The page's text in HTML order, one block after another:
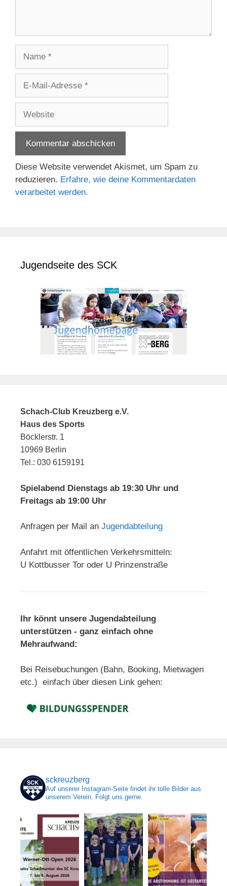
Adresse
Diese Website verwendet Akismet, um Spam zu
reduzieren. Erfahre, wie deine Kommentardaten
verarbeitet werden.
Jugendseite des SCK
Schach-Club Kreuzberg e.V.
Haus des Sports
Böcklerstr. 1
10969 Berlin
Tel.: 030 6159191
Spielabend Dienstags ab 19:30 Uhr und
Freitags ab 19:00 Uhr
Anfragen per Mail an Jugendabteilung
Anfahrt mit öffentlichen Verkehrsmitteln:
U Kottbusser Tor oder U Prinzenstraße
Ihr könnt unsere Jugendabteilung
unterstützen - ganz einfach ohne
Mehraufwand:
Bei Reisebuchungen (Bahn, Booking, Mietwagen
etc.) einfach über diesen Link gehen:
sckreuzberg
Auf unserer Instagram-Seite findet ihr tolle Bilder aus
unserem Verein. Folgt uns gerne.